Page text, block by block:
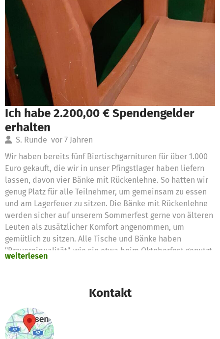
Ich habe 2.200,00 € Spendengelder
erhalten
S. Runde vor 7 Jahren
Wir haben bereits fünf Biertischgarnituren für über 1.000
Euro gekauft, die wir in unser Pfingstlager haben liefern
lassen, davon vier Bänke mit Rückenlehne. So hatten wir
genug Platz für alle Teilnehmer, um gemeinsam zu essen
und am Lagerfeuer zu sitzen. Die Bänke mit Rückenlehne
werden sicher auf unserem Sommerfest gerne von älteren
Leuten als zusätzlicher Komfort angenommen, um
gemütlich zu sitzen. Alle Tische und Bänke haben
"Brauereiqualität", wie sie etwa beim Oktoberfest genutzt
Als nächstes Projekt stehen die Stühle fürs Jugendheim
an. Hier sind Schulstühle unser Favorit, die ein stabiles
Metallgestell und eine Sitzfläche und Rückenlehne aus
Holz haben. Diese beweisen im täglichen Einsatz in der
Schule ihre Langlebigkeit und dürften bei unserer weniger
weiterlesen
Kontakt